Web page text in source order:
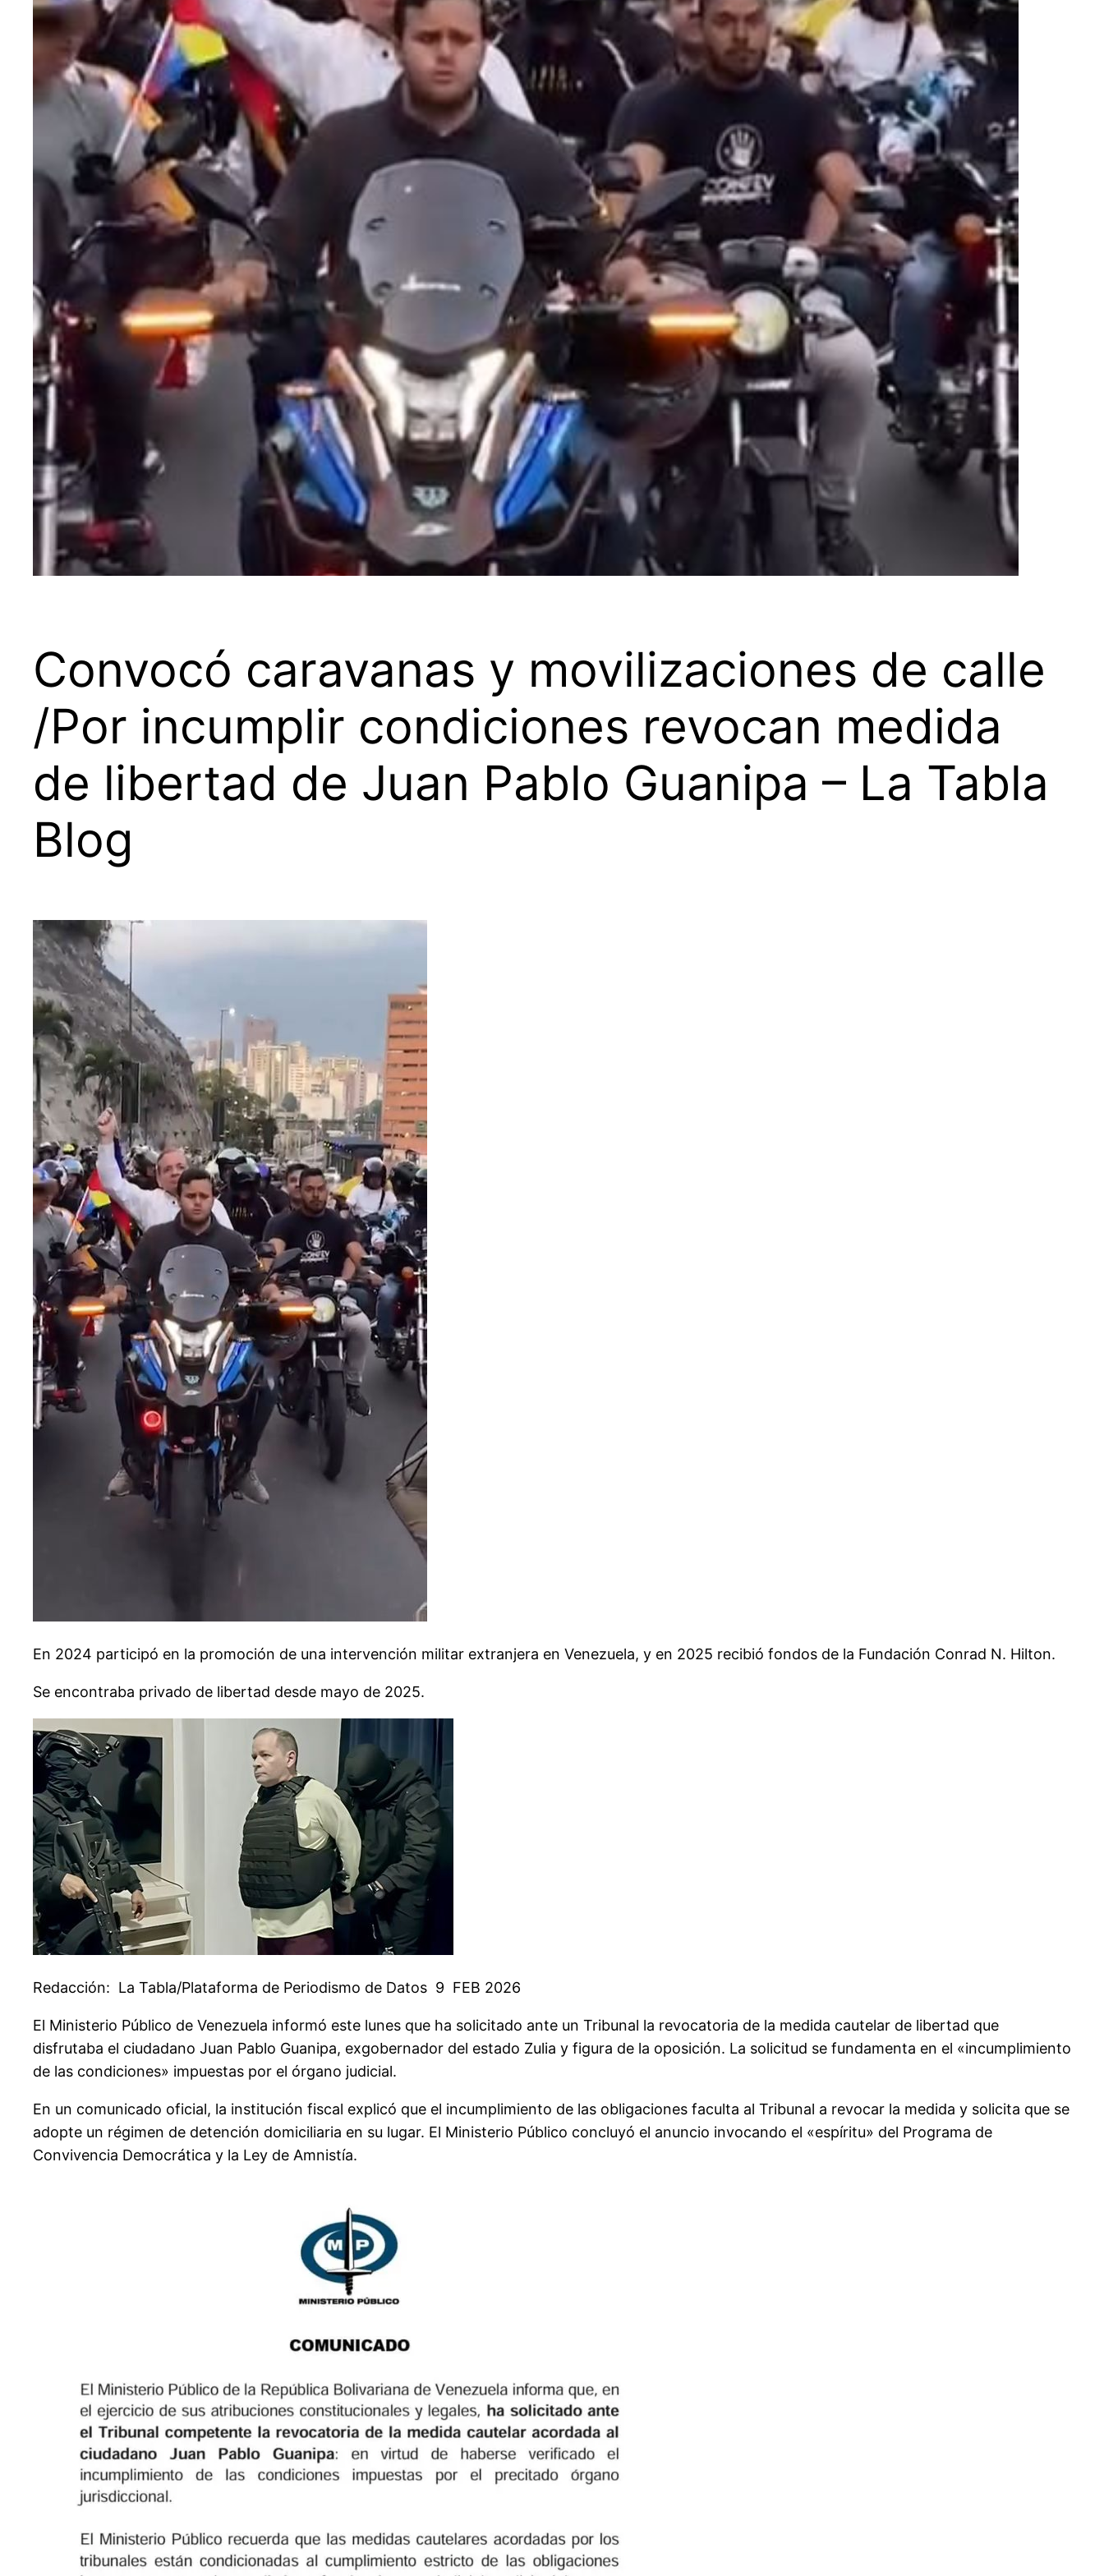
Convocó caravanas y movilizaciones de calle
/Por incumplir condiciones revocan medida
de libertad de Juan Pablo Guanipa – La Tabla
Blog
En 2024 participó en la promoción de una intervención militar extranjera en Venezuela, y en 2025 recibió fondos de la Fundación Conrad N. Hilton.
Se encontraba privado de libertad desde mayo de 2025.
Redacción: La Tabla/Plataforma de Periodismo de Datos 9 FEB 2026
El Ministerio Público de Venezuela informó este lunes que ha solicitado ante un Tribunal la revocatoria de la medida cautelar de libertad que
disfrutaba el ciudadano Juan Pablo Guanipa, exgobernador del estado Zulia y figura de la oposición. La solicitud se fundamenta en el «incumplimiento
de las condiciones» impuestas por el órgano judicial.
En un comunicado oficial, la institución fiscal explicó que el incumplimiento de las obligaciones faculta al Tribunal a revocar la medida y solicita que se
adopte un régimen de detención domiciliaria en su lugar. El Ministerio Público concluyó el anuncio invocando el «espíritu» del Programa de
Convivencia Democrática y la Ley de Amnistía.